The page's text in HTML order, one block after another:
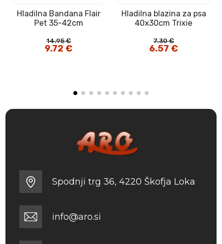
Hladilna Bandana Flair
Pet 35-42cm
14.95€
Izvirna
cena
9.72€Trenutna
cena
Hladilna blazina za psa
40x30cm Trixie
7.30€
Izvirna
cena
6.57€Trenutna
cena
Spodnji trg 36, 4220 Škofja Loka
info@aro.si